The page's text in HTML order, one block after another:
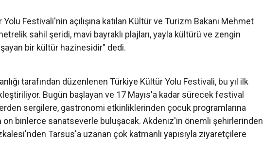
Festivali'nin açılışına katılan Kültür ve Turizm Bakanı Mehmet
sahil şeridi, mavi bayraklı plajları, yayla kültürü ve zengin
bir kültür hazinesidir" dedi.
tarafından düzenlenen Türkiye Kültür Yolu Festivali, bu yıl ilk
Bugün başlayan ve 17 Mayıs'a kadar sürecek festival
sergilere, gastronomi etkinliklerinden çocuk programlarına
on binlerce sanatseverle buluşacak. Akdeniz'in önemli şehirlerinden
Tarsus'a uzanan çok katmanlı yapısıyla ziyaretçilere